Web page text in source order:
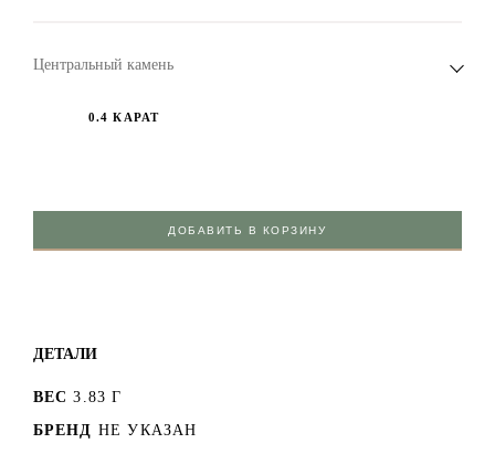
Центральный камень
0.4 КАРАТ
ДОБАВИТЬ В КОРЗИНУ
ДЕТАЛИ
ВЕС 3.83 Г
БРЕНД НЕ УКАЗАН